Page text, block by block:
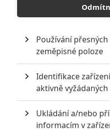
Herec
Matthew
McConaughey
Herec
Mahershala Ali
Herec
Používání
zeměpisné poloze
Identifikace
aktivně
Ukládání a/nebo
informacím v